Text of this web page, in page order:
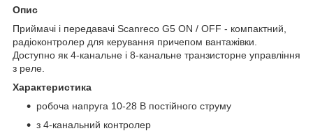
Опис
Приймачі і передавачі Scanreco G5 ON / OFF - компактний,
радіоконтролер для керування причепом вантажівки.
Доступно як 4-канальне і 8-канальне транзисторне управління
з реле.
Характеристика
робоча напруга 10-28 В постійного струму
з 4-канальний контролер